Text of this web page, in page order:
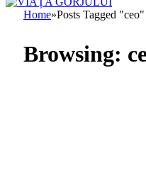
Home»Posts Tagged
Browsing: